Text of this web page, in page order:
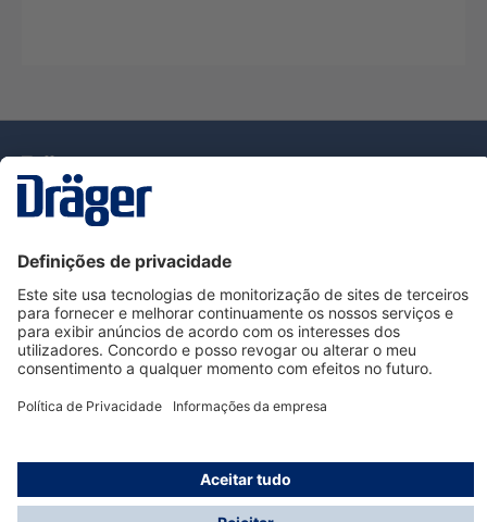
Serviço de Apoio ao Cliente Dräger
Utilização da loja
Informações
© Dräger Portugal, Lda, 2024
* Todos os preços excl. IVA mais